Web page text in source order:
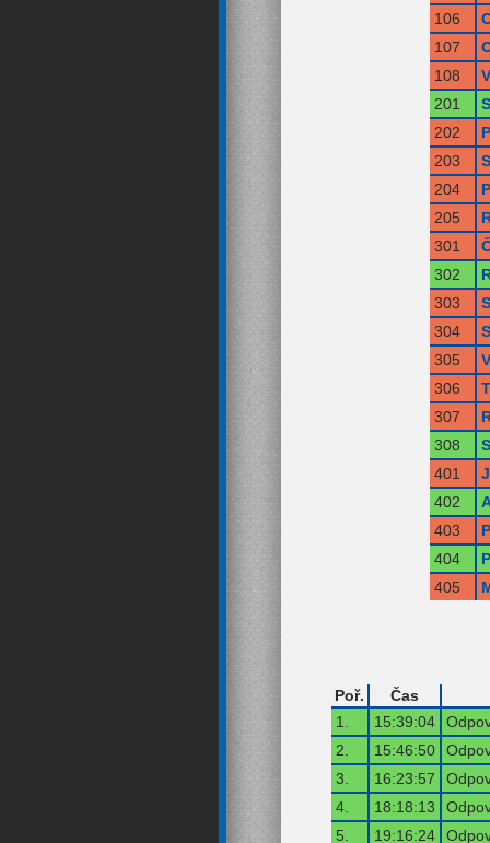
106
107
108
201
202
203
204
205
301
302
303
304
305
306
307
308
401
402
403
404
405
Poř.
Čas
1.
15:39:04
2.
15:46:50
3.
16:23:57
4.
18:18:13
5.
19:16:24